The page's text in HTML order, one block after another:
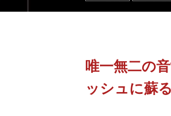
唯一無二の
ッシュに蘇